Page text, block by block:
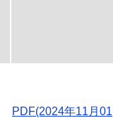
PDF(2024年11月01